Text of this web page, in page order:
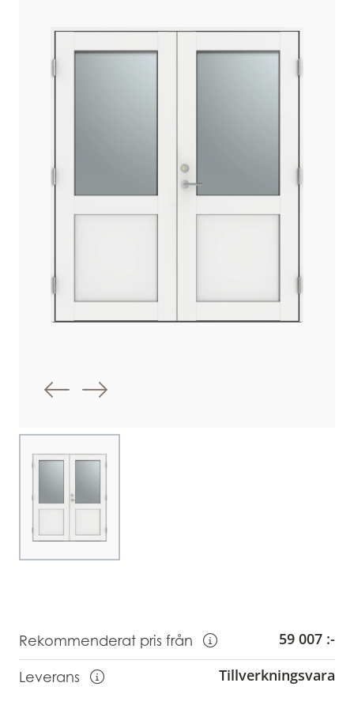
Föregående bild
Nästa bild
Choose image
Rekommenderat pris från
Visa information om
59 007 :-
Leverans
Tillverkningsvara